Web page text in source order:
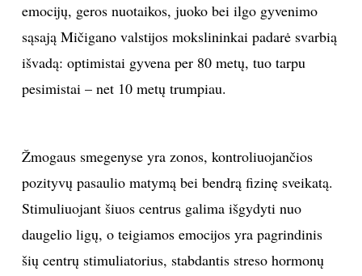
emocijų, geros nuotaikos, juoko bei ilgo gyvenimo
sąsają Mičigano valstijos mokslininkai padarė svarbią
išvadą: optimistai gyvena per 80 metų, tuo tarpu
pesimistai – net 10 metų trumpiau.
Žmogaus smegenyse yra zonos, kontroliuojančios
pozityvų pasaulio matymą bei bendrą fizinę sveikatą.
Stimuliuojant šiuos centrus galima išgydyti nuo
daugelio ligų, o teigiamos emocijos yra pagrindinis
šių centrų stimuliatorius, stabdantis streso hormonų